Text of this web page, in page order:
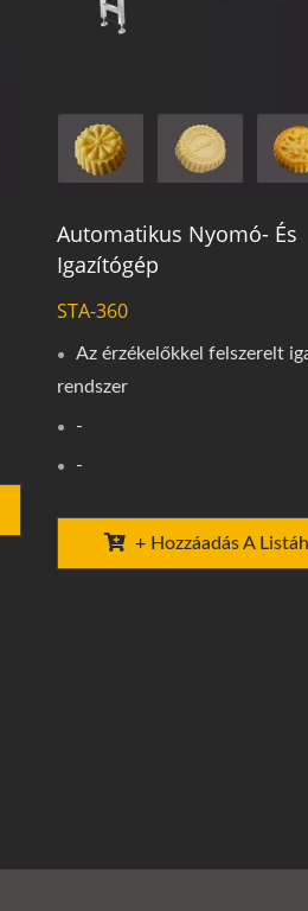
Automatikus Nyomó- És
Igazítógép
STA-360
Az érzékelőkkel felszerelt
rendszer
-
-
+ Hozzáadás A